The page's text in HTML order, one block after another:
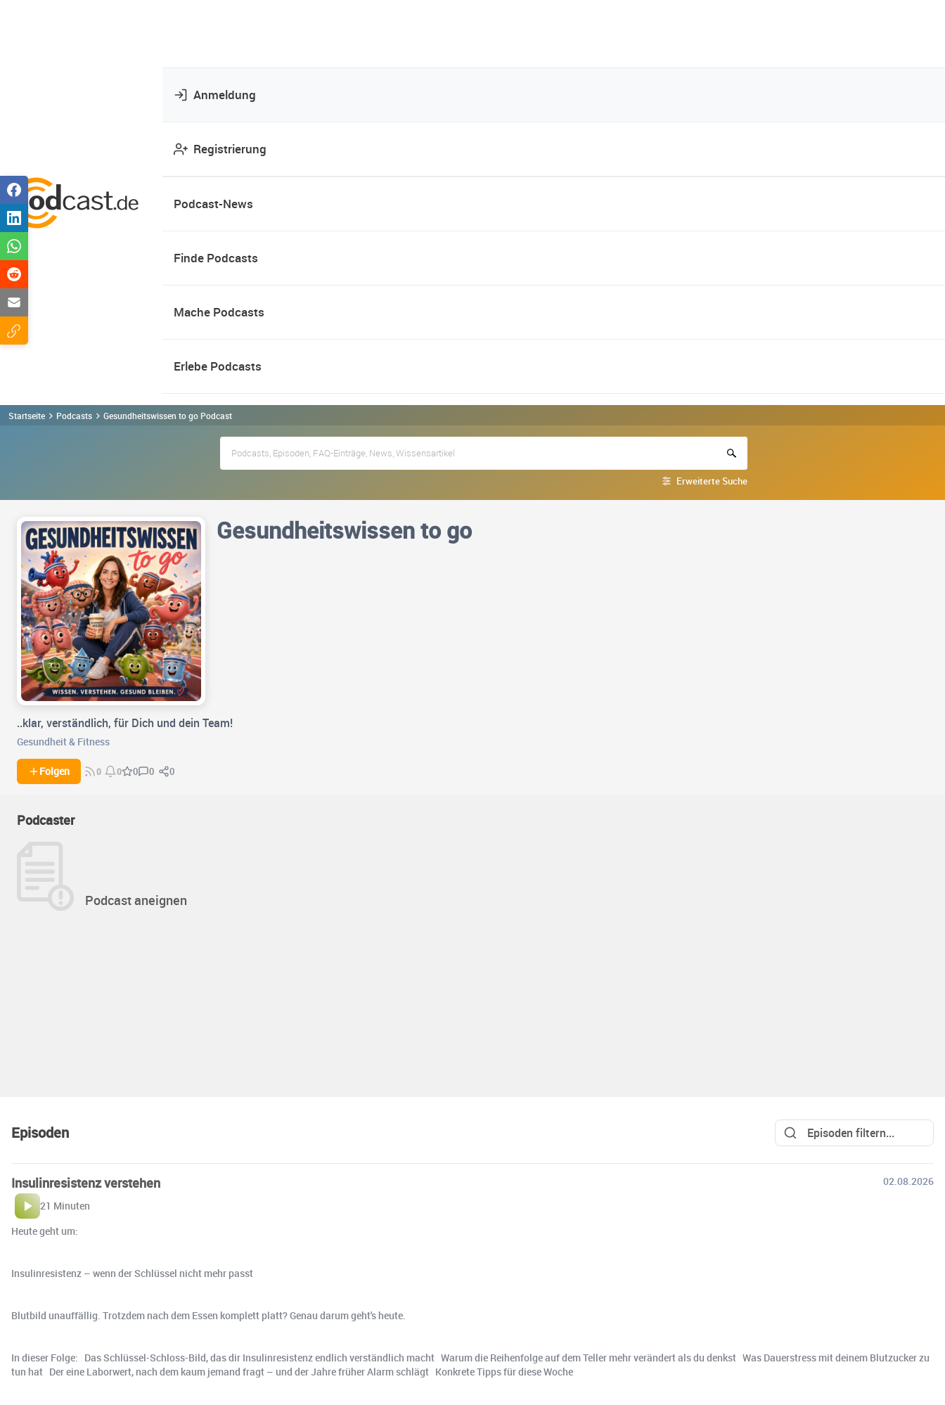
Anmeldung
Registrierung
Podcast-News
Finde Podcasts
Mache Podcasts
Erlebe Podcasts
Startseite Podcasts Gesundheitswissen to go Podcast
Erweiterte Suche
Gesundheitswissen to go
..klar, verständlich, für Dich und dein Team!
Gesundheit & Fitness
Folgen 0 0 0 0 0
Podcaster
Podcast aneignen
Episoden
Insulinresistenz verstehen
02.08.2026
21 Minuten
Heute geht um:
Insulinresistenz – wenn der Schlüssel nicht mehr passt
Blutbild unauffällig. Trotzdem nach dem Essen komplett platt? Genau darum geht's heute.
In dieser Folge: Das Schlüssel-Schloss-Bild, das dir Insulinresistenz endlich verständlich macht ️ Warum die Reihenfolge auf dem Teller mehr verändert als du denkst Was Dauerstress mit deinem Blutzucker zu
tun hat Der eine Laborwert, nach dem kaum jemand fragt – und der Jahre früher Alarm schlägt Konkrete Tipps für diese Woche